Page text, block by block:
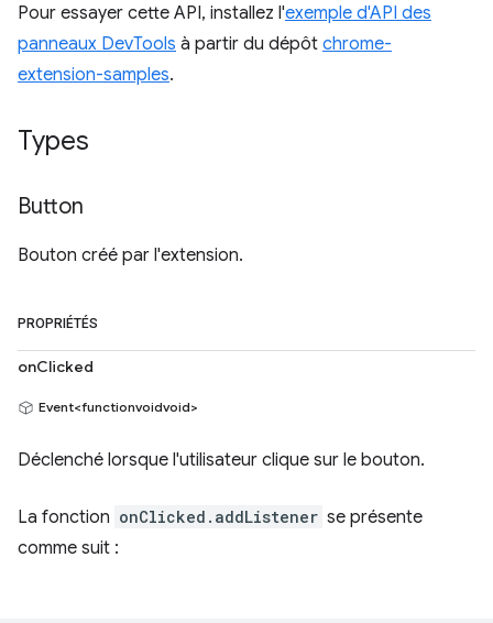
Pour essayer cette API, installez l'exemple d'API des
panneaux DevTools à partir du dépôt chrome-
extension-samples.
Types
Button
Bouton créé par l'extension.
PROPRIÉTÉS
onClicked
Event<functionvoidvoid>
Déclenché lorsque l'utilisateur clique sur le bouton.
La fonction onClicked.addListener se présente
comme suit :